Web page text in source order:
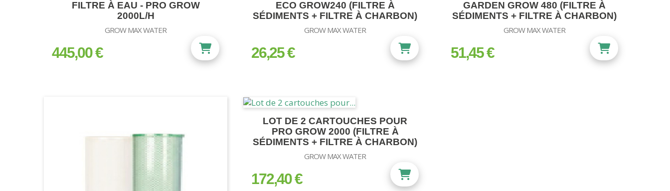
FILTRE À EAU - PRO GROW
2000L/H
GROW MAX WATER
prix
445,00 €
ECO GROW240 (FILTRE À
SÉDIMENTS + FILTRE À CHARBON)
GROW MAX WATER
prix
26,25 €
GARDEN GROW 480 (FILTRE À
SÉDIMENTS + FILTRE À CHARBON)
GROW MAX WATER
prix
51,45 €
LOT DE 2 CARTOUCHES POUR
PRO GROW 2000 (FILTRE À
SÉDIMENTS + FILTRE À CHARBON)
GROW MAX WATER
prix
172,40 €